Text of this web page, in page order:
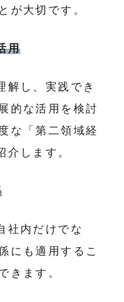
が大切です。
用
解し、実践でき
的な活用を検討
な「第二領域経
します。
社内だけでな
にも適用するこ
きます。